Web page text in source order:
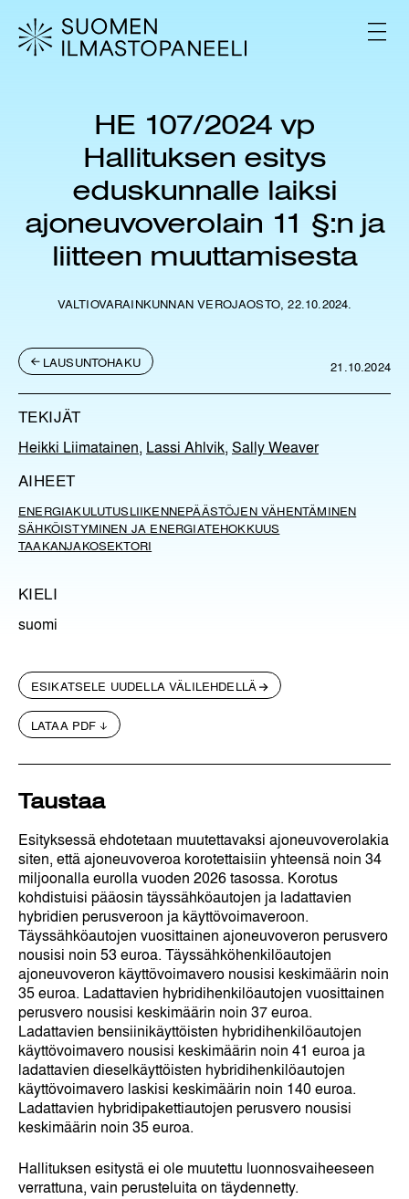
V
A
HE 107/2024 vp
Hallituksen esitys
eduskunnalle laiksi
ajoneuvoverolain 11 §:n ja
liitteen muuttamisesta
VALTIOVARAINKUNNAN VEROJAOSTO, 22.10.2024.
LAUSUNTOHAKU 21.10.2024
TEKIJÄT
Heikki Liimatainen, Lassi Ahlvik, Sally Weaver
AIHEET
ENERGIAKULUTUSLIIKENNEPÄÄSTÖJEN VÄHENTÄMINEN
SÄHKÖISTYMINEN JA ENERGIATEHOKKUUS
TAAKANJAKOSEKTORI
KIELI
suomi
ESIKATSELE UUDELLA VÄLILEHDELLÄ
LATAA PDF
Taustaa
Esityksessä ehdotetaan muutettavaksi ajoneuvoverolakia
siten, että ajoneuvoveroa korotettaisiin yhteensä noin 34
miljoonalla eurolla vuoden 2026 tasossa. Korotus
kohdistuisi pääosin täyssähköautojen ja ladattavien
hybridien perusveroon ja käyttövoimaveroon.
Täyssähköautojen vuosittainen ajoneuvoveron perusvero
nousisi noin 53 euroa. Täyssähköhenkilöautojen
ajoneuvoveron käyttövoimavero nousisi keskimäärin noin
35 euroa. Ladattavien hybridihenkilöautojen vuosittainen
perusvero nousisi keskimäärin noin 37 euroa.
Ladattavien bensiinikäyttöisten hybridihenkilöautojen
käyttövoimavero nousisi keskimäärin noin 41 euroa ja
ladattavien dieselkäyttöisten hybridihenkilöautojen
käyttövoimavero laskisi keskimäärin noin 140 euroa.
Ladattavien hybridipakettiautojen perusvero nousisi
keskimäärin noin 35 euroa.
Hallituksen esitystä ei ole muutettu luonnosvaiheeseen
verrattuna, vain perusteluita on täydennetty.